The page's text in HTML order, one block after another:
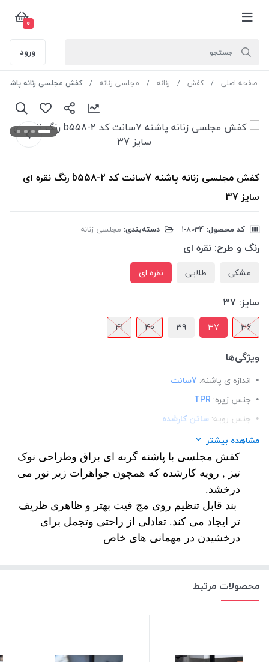
0
ورود
صفحه اصلی کفش زنانه مجلسی زنانه کفش مجلسی زنانه پاشنه 7سانت کد b558-2 رنگ نقره ای سایز 37
کفش مجلسی زنانه پاشنه 7سانت کد b558-2 رنگ نقره ای
سایز 37
کد محصول: دسته‌بندی: مجلسی زنانه
رنگ و طرح: نقره ای
مشکی طلایی نقره ای
سایز: 37
36
37
39
40
41
ویژگی‌ها
اندازه ی پاشنه: 7سانت
جنس زیره: TPR
جنس رویه: ساتن کارشده
قالب: استاندارد
کاربرد:مجلسی
کفی:طبی
نحوه بسته شدن:
مشاهده بیشتر
کفش مجلسی با پاشنه گربه ای براق وطراحی نوک
تیز , رویه کارشده که همچون جواهرات زیر نور می
درخشد.
بند قابل تنظیم روی مچ فیت بهتر و ظاهری ظریف
تر ایجاد می کند. تعادلی از راحتی وتجمل برای
درخشیدن در مهمانی های خاص
محصولات مرتبط